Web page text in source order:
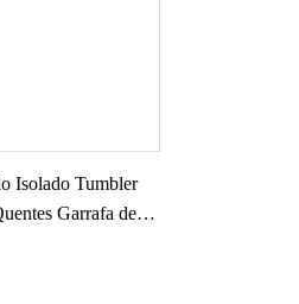
Isolado Tumbler
Garrafa de